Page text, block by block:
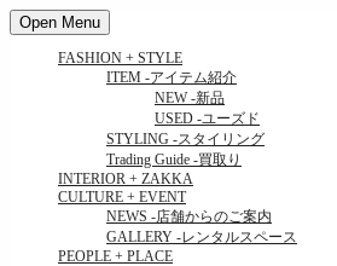
Open Menu
FASHION + STYLE
ITEM -アイテム紹介
NEW-新品
USED -ユーズド
STYLING -スタイリング
Trading Guide -買取り
INTERIOR + ZAKKA
CULTURE + EVENT
NEWS -店舗からのご案内
GALLERY -レンタルスペース
PEOPLE + PLACE